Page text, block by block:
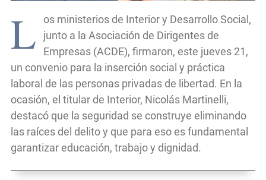
L
os ministerios de Interior y Desarrollo Social,
junto a la Asociación de Dirigentes de
Empresas (ACDE), firmaron, este jueves 21,
un convenio para la inserción social y práctica
laboral de las personas privadas de libertad. En la
ocasión, el titular de Interior, Nicolás Martinelli,
destacó que la seguridad se construye eliminando
las raíces del delito y que para eso es fundamental
garantizar educación, trabajo y dignidad.